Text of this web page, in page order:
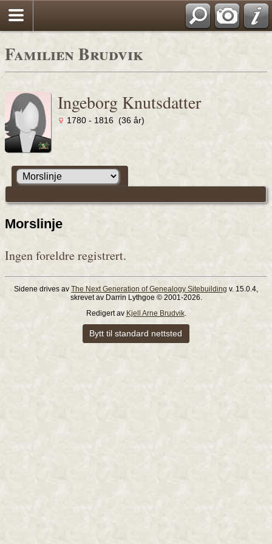
Familien Brudvik
Ingeborg Knutsdatter
1780 - 1816 (36 år)
Morslinje
Ingen foreldre registrert.
Sidene drives av The Next Generation of Genealogy Sitebuilding v. 15.0.4,
skrevet av Darrin Lythgoe © 2001-2026.
Redigert av Kjell Arne Brudvik.
Bytt til standard nettsted